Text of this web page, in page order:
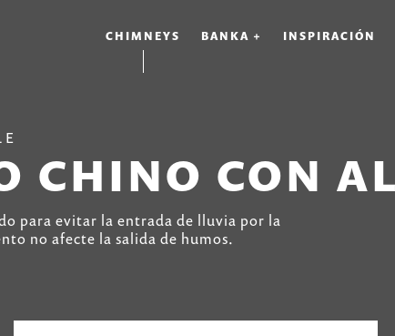
CHIMNEYS BANKA + INSPIRACIÓN
CHINO CON
para evitar la entrada de lluvia por la
no afecte la salida de humos.